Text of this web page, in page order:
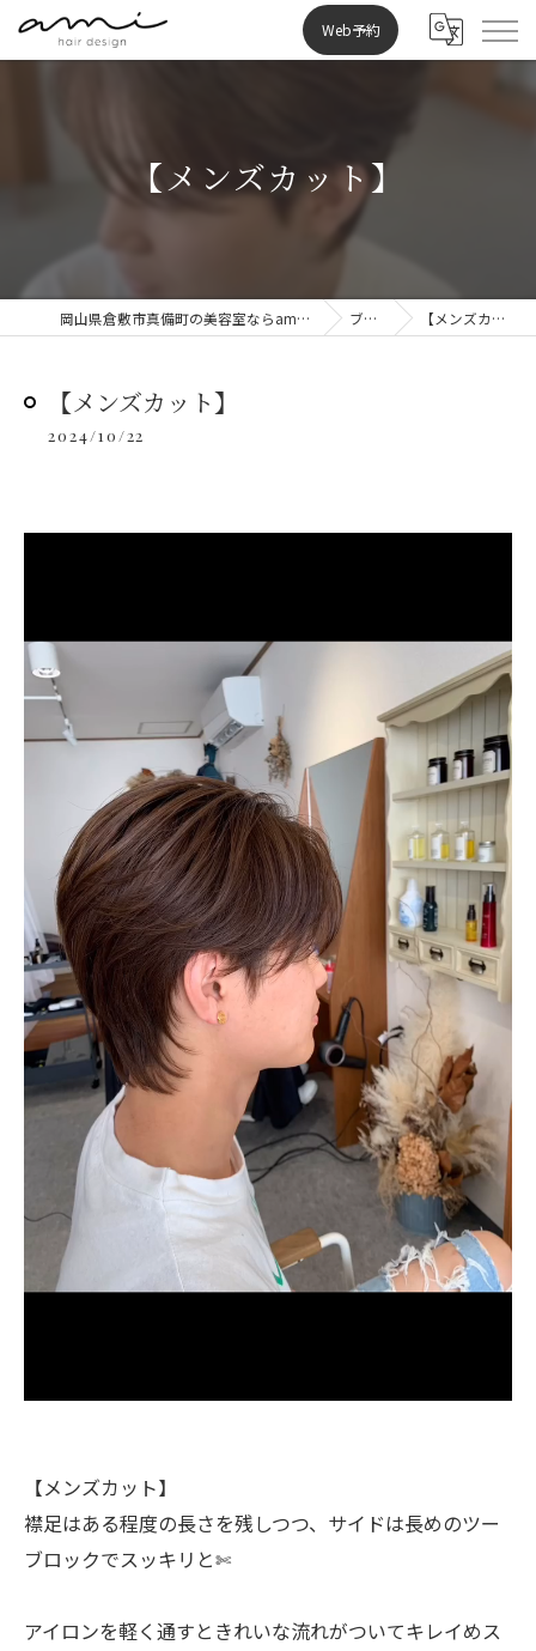
Web予約
【メンズカット】
岡山県倉敷市真備町の美容室ならami hair design ブログ 【メンズカット】
【メンズカット】
2024/10/22
【メンズカット】
襟足はある程度の長さを残しつつ、サイドは長めのツー
ブロックでスッキリと✄
アイロンを軽く通すときれいな流れがついてキレイめス